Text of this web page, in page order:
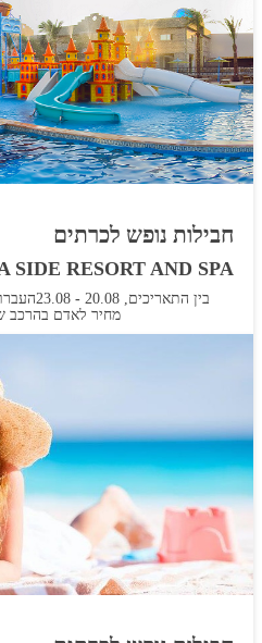
חבילות נופש לכרתים
בין התאריכים, -
23.08
SIDE RESORT AND SPA
מחיר לאדם בהרכב